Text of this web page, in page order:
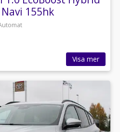
155hk
Visa mer